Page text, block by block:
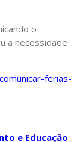
o
a necessidade
ferias-
e Educação